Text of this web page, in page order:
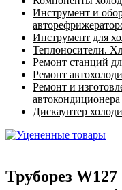
Инструмент и
Инструмент для
Теплоносители.
Ремонт станций
Ремонт
Ремонт и
автокондиционера
Дискаунтер
Труборез